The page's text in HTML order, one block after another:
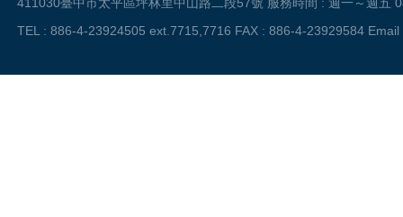
TEL : 886-4-23924505 ext.7715,7716 FAX : 886-4-23929584